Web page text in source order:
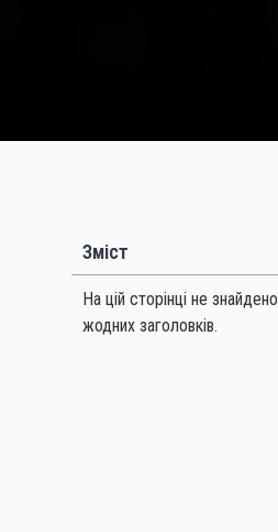
Зміст
На цій сторінці не знайдено
жодних заголовків.